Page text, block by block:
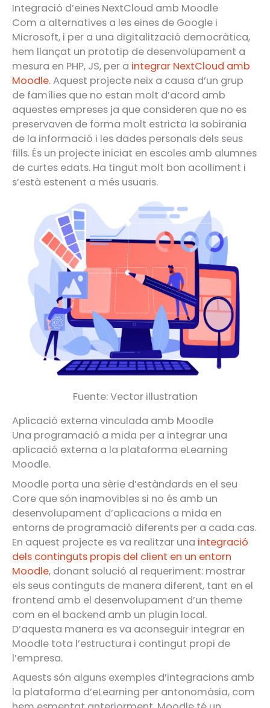
Integració d’eines NextCloud amb Moodle
Com a alternatives a les eines de Google i
Microsoft, i per a una digitalització democràtica,
hem llançat un prototip de desenvolupament a
mesura en PHP, JS, per a integrar NextCloud amb
Moodle. Aquest projecte neix a causa d’un grup
de famílies que no estan molt d’acord amb
aquestes empreses ja que consideren que no es
preservaven de forma molt estricta la sobirania
de la informació i les dades personals dels seus
fills. És un projecte iniciat en escoles amb alumnes
de curtes edats. Ha tingut molt bon acolliment i
s’està estenent a més usuaris.
Fuente: Vector illustration
Aplicació externa vinculada amb Moodle
Una programació a mida per a integrar una
aplicació externa a la plataforma eLearning
Moodle.
Moodle porta una sèrie d’estàndards en el seu
Core que són inamovibles si no és amb un
desenvolupament d’aplicacions a mida en
entorns de programació diferents per a cada cas.
En aquest projecte es va realitzar una integració
dels continguts propis del client en un entorn
Moodle, donant solució al requeriment: mostrar
els seus continguts de manera diferent, tant en el
frontend amb el desenvolupament d’un theme
com en el backend amb un plugin local.
D’aquesta manera es va aconseguir integrar en
Moodle tota l’estructura i contingut propi de
l’empresa.
Aquests són alguns exemples d’integracions amb
la plataforma d’eLearning per antonomàsia, com